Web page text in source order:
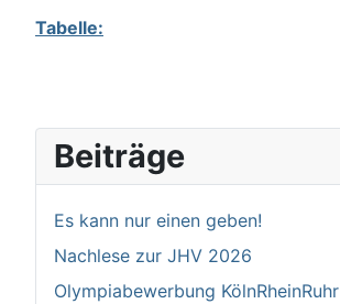
Tabelle:
Beiträge
Es kann nur einen geben!
Nachlese zur JHV 2026
Olympiabewerbung KölnRheinRuhr